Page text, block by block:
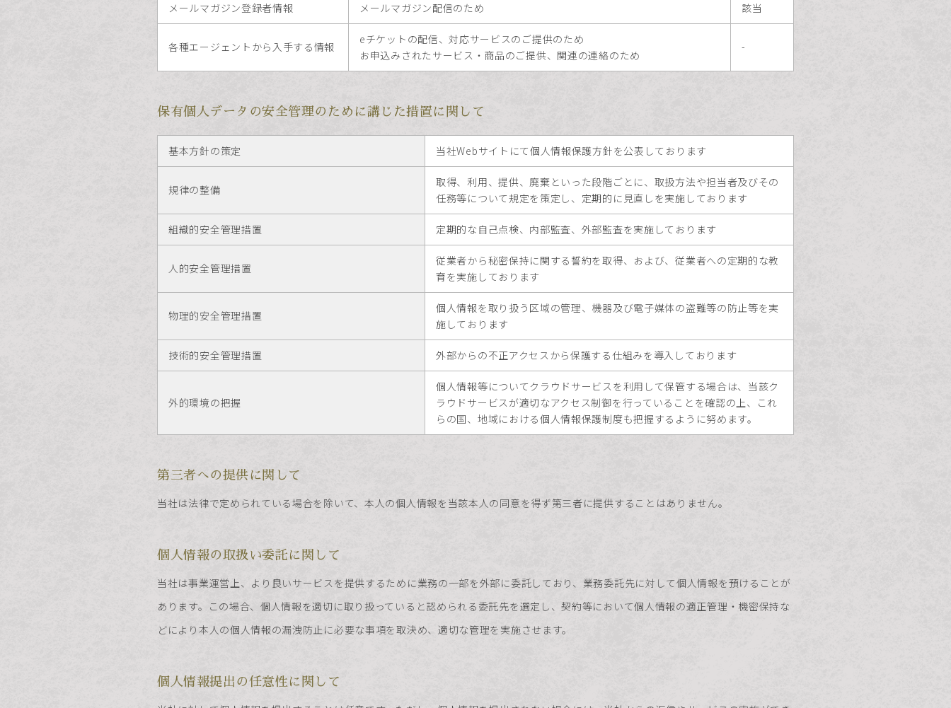
メールマガジン登録者情報 メールマガジン配信のため 該当
各種エージェントから入手する情報
eチケットの配信、対応サービスのご提供のため
お申込みされたサービス・商品のご提供、関連の連絡のため
-
保有個人データの安全管理のために講じた措置に関して
基本方針の策定 当社Webサイトにて個人情報保護方針を公表しております
規律の整備
取得、利用、提供、廃棄といった段階ごとに、取扱方法や担当者及びその
任務等について規定を策定し、定期的に見直しを実施しております
組織的安全管理措置 定期的な自己点検、内部監査、外部監査を実施しております
人的安全管理措置
従業者から秘密保持に関する誓約を取得、および、従業者への定期的な教
育を実施しております
物理的安全管理措置
個人情報を取り扱う区域の管理、機器及び電子媒体の盗難等の防止等を実
施しております
技術的安全管理措置 外部からの不正アクセスから保護する仕組みを導入しております
外的環境の把握
個人情報等についてクラウドサービスを利用して保管する場合は、当該ク
ラウドサービスが適切なアクセス制御を行っていることを確認の上、これ
らの国、地域における個人情報保護制度も把握するように努めます。
第三者への提供に関して
当社は法律で定められている場合を除いて、本人の個人情報を当該本人の同意を得ず第三者に提供することはありません。
個人情報の取扱い委託に関して
当社は事業運営上、より良いサービスを提供するために業務の一部を外部に委託しており、業務委託先に対して個人情報を預けることが
あります。この場合、個人情報を適切に取り扱っていると認められる委託先を選定し、契約等において個人情報の適正管理・機密保持な
どにより本人の個人情報の漏洩防止に必要な事項を取決め、適切な管理を実施させます。
個人情報提出の任意性に関して